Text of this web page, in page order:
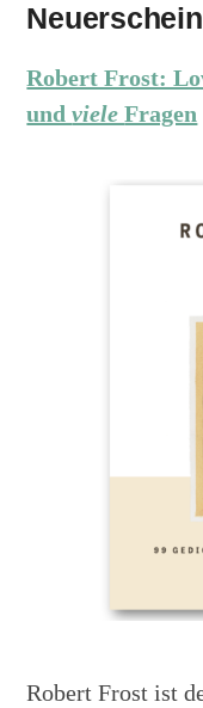
Robert Frost:
undvieleFragen
Robert Frost ist